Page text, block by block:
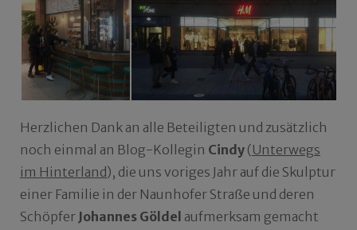
Herzlichen Dank an alle Beteiligten und zusätzlich
noch einmal an Blog-Kollegin Cindy (Unterwegs
im Hinterland), die uns voriges Jahr auf die Skulptur
einer Familie in der Naunhofer Straße und deren
Schöpfer Johannes Göldel aufmerksam gemacht